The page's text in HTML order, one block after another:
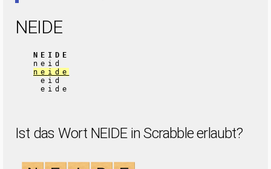
NEIDE
NEIDE
neid
neide
eid
eide
Ist das Wort NEIDE in Scrabble erlaubt?